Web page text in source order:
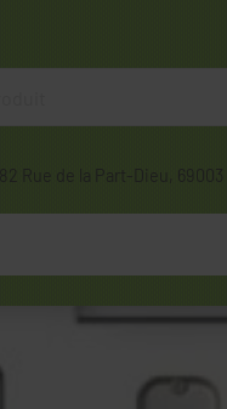
82 Rue de la Part-Dieu, 69003